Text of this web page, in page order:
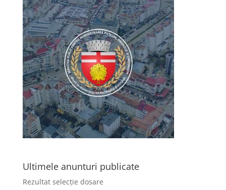
Ultimele anunturi publicate
Rezultat selecție dosare